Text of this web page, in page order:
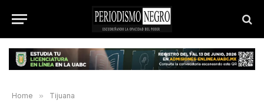
Home » Tijuana